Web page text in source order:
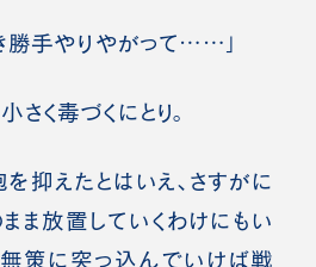
き勝手やりやがって……」
く毒づくにとり。
抑えたとはいえ、さすがに
ま放置していくわけにもい
無策に突っ込んでいけば戦